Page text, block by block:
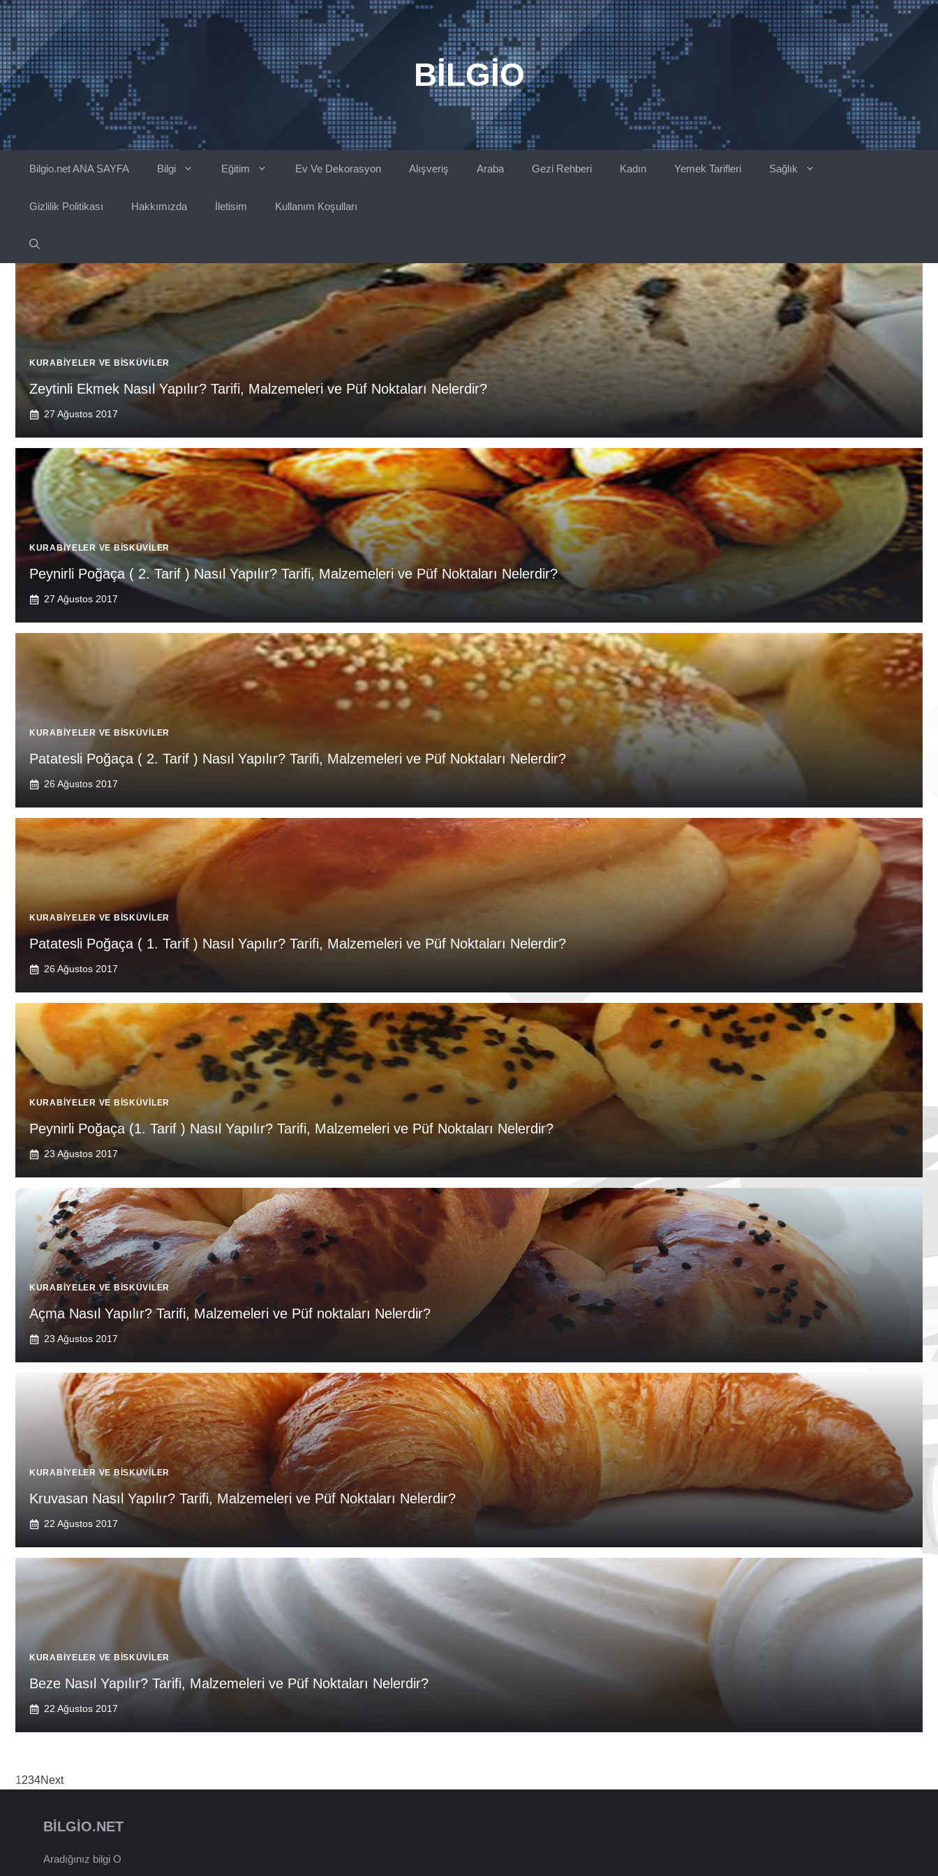
İçeriğe
atla
BILGIO
Bilgio.net ANA SAYFA Bilgi Eğitim Ev Ve Dekorasyon Alışveriş Araba Gezi Rehberi Kadın Yemek Tarifleri Sağlık
Gizlilik Politikası Hakkımızda İletisim Kullanım Koşulları
KURABIYELER VE BISKÜVILER
Zeytinli Ekmek Nasıl Yapılır? Tarifi, Malzemeleri ve Püf Noktaları Nelerdir?
27 Ağustos 2017
KURABIYELER VE BISKÜVILER
Peynirli Poğaça ( 2. Tarif ) Nasıl Yapılır? Tarifi, Malzemeleri ve Püf Noktaları Nelerdir?
27 Ağustos 2017
KURABIYELER VE BISKÜVILER
Patatesli Poğaça ( 2. Tarif ) Nasıl Yapılır? Tarifi, Malzemeleri ve Püf Noktaları Nelerdir?
26 Ağustos 2017
KURABIYELER VE BISKÜVILER
Patatesli Poğaça ( 1. Tarif ) Nasıl Yapılır? Tarifi, Malzemeleri ve Püf Noktaları Nelerdir?
26 Ağustos 2017
KURABIYELER VE BISKÜVILER
Peynirli Poğaça (1. Tarif ) Nasıl Yapılır? Tarifi, Malzemeleri ve Püf Noktaları Nelerdir?
23 Ağustos 2017
KURABIYELER VE BISKÜVILER
Açma Nasıl Yapılır? Tarifi, Malzemeleri ve Püf noktaları Nelerdir?
23 Ağustos 2017
KURABIYELER VE BISKÜVILER
Kruvasan Nasıl Yapılır? Tarifi, Malzemeleri ve Püf Noktaları Nelerdir?
22 Ağustos 2017
KURABIYELER VE BISKÜVILER
Beze Nasıl Yapılır? Tarifi, Malzemeleri ve Püf Noktaları Nelerdir?
22 Ağustos 2017
1234Next
BILGIO.NET
Aradığınız bilgi O